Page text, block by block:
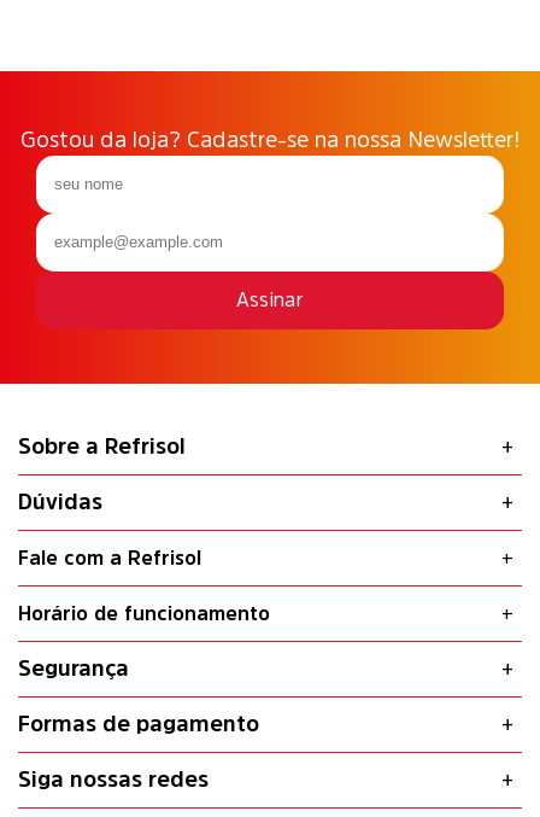
Gostou da loja? Cadastre-se na nossa Newsletter!
Assinar
Sobre a Refrisol
Dúvidas
Fale com a Refrisol
Horário de funcionamento
Segurança
Formas de pagamento
Siga nossas redes